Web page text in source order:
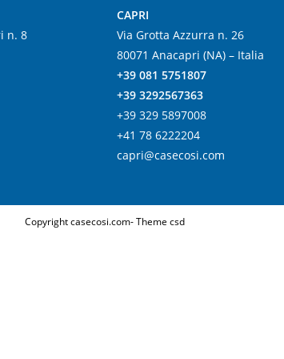
n. 8
CAPRI
Via Grotta Azzurra n. 26
80071 Anacapri (NA) – Italia
+39 081 5751807
+39 3292567363
+39 329 5897008
+41 78 6222204
capri@casecosi.com
Copyright casecosi.com- Theme csd